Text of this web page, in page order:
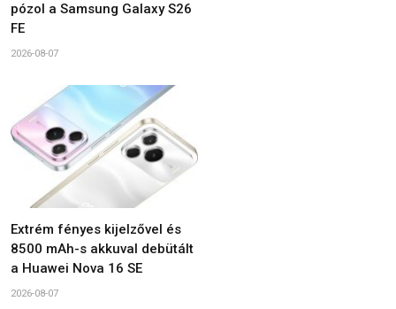
pózol a Samsung Galaxy S26
FE
2026-08-07
Extrém fényes kijelzővel és
8500 mAh-s akkuval debütált
a Huawei Nova 16 SE
2026-08-07